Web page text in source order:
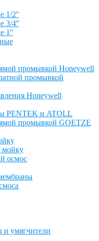
1/2''
3/4''
1''
промывкой Honeywell
промывкой
Honeywell
PENTEK и ATOLL
промывкой GOETZE
мойку
осмос
умягчители